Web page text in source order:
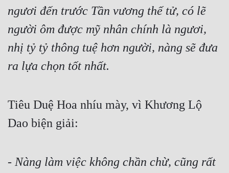
ngươi đến trước Tần vương thế tử, có lẽ
người ôm được mỹ nhân chính là ngươi,
nhị tỷ tỷ thông tuệ hơn người, nàng sẽ đưa
ra lựa chọn tốt nhất.
Tiêu Duệ Hoa nhíu mày, vì Khương Lộ
Dao biện giải:
- Nàng làm việc không chần chừ, cũng rất